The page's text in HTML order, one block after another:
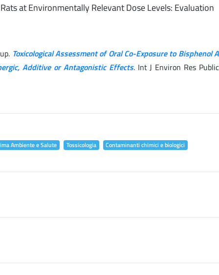
at Environmentally Relevant Dose Levels: Evaluation
Toxicological Assessment of Oral Co-Exposure to Bisphenol A
Additive or Antagonistic Effects. Int J Environ Res Public
Ambiente e Salute Tossicologia Contaminanti chimici e biologici